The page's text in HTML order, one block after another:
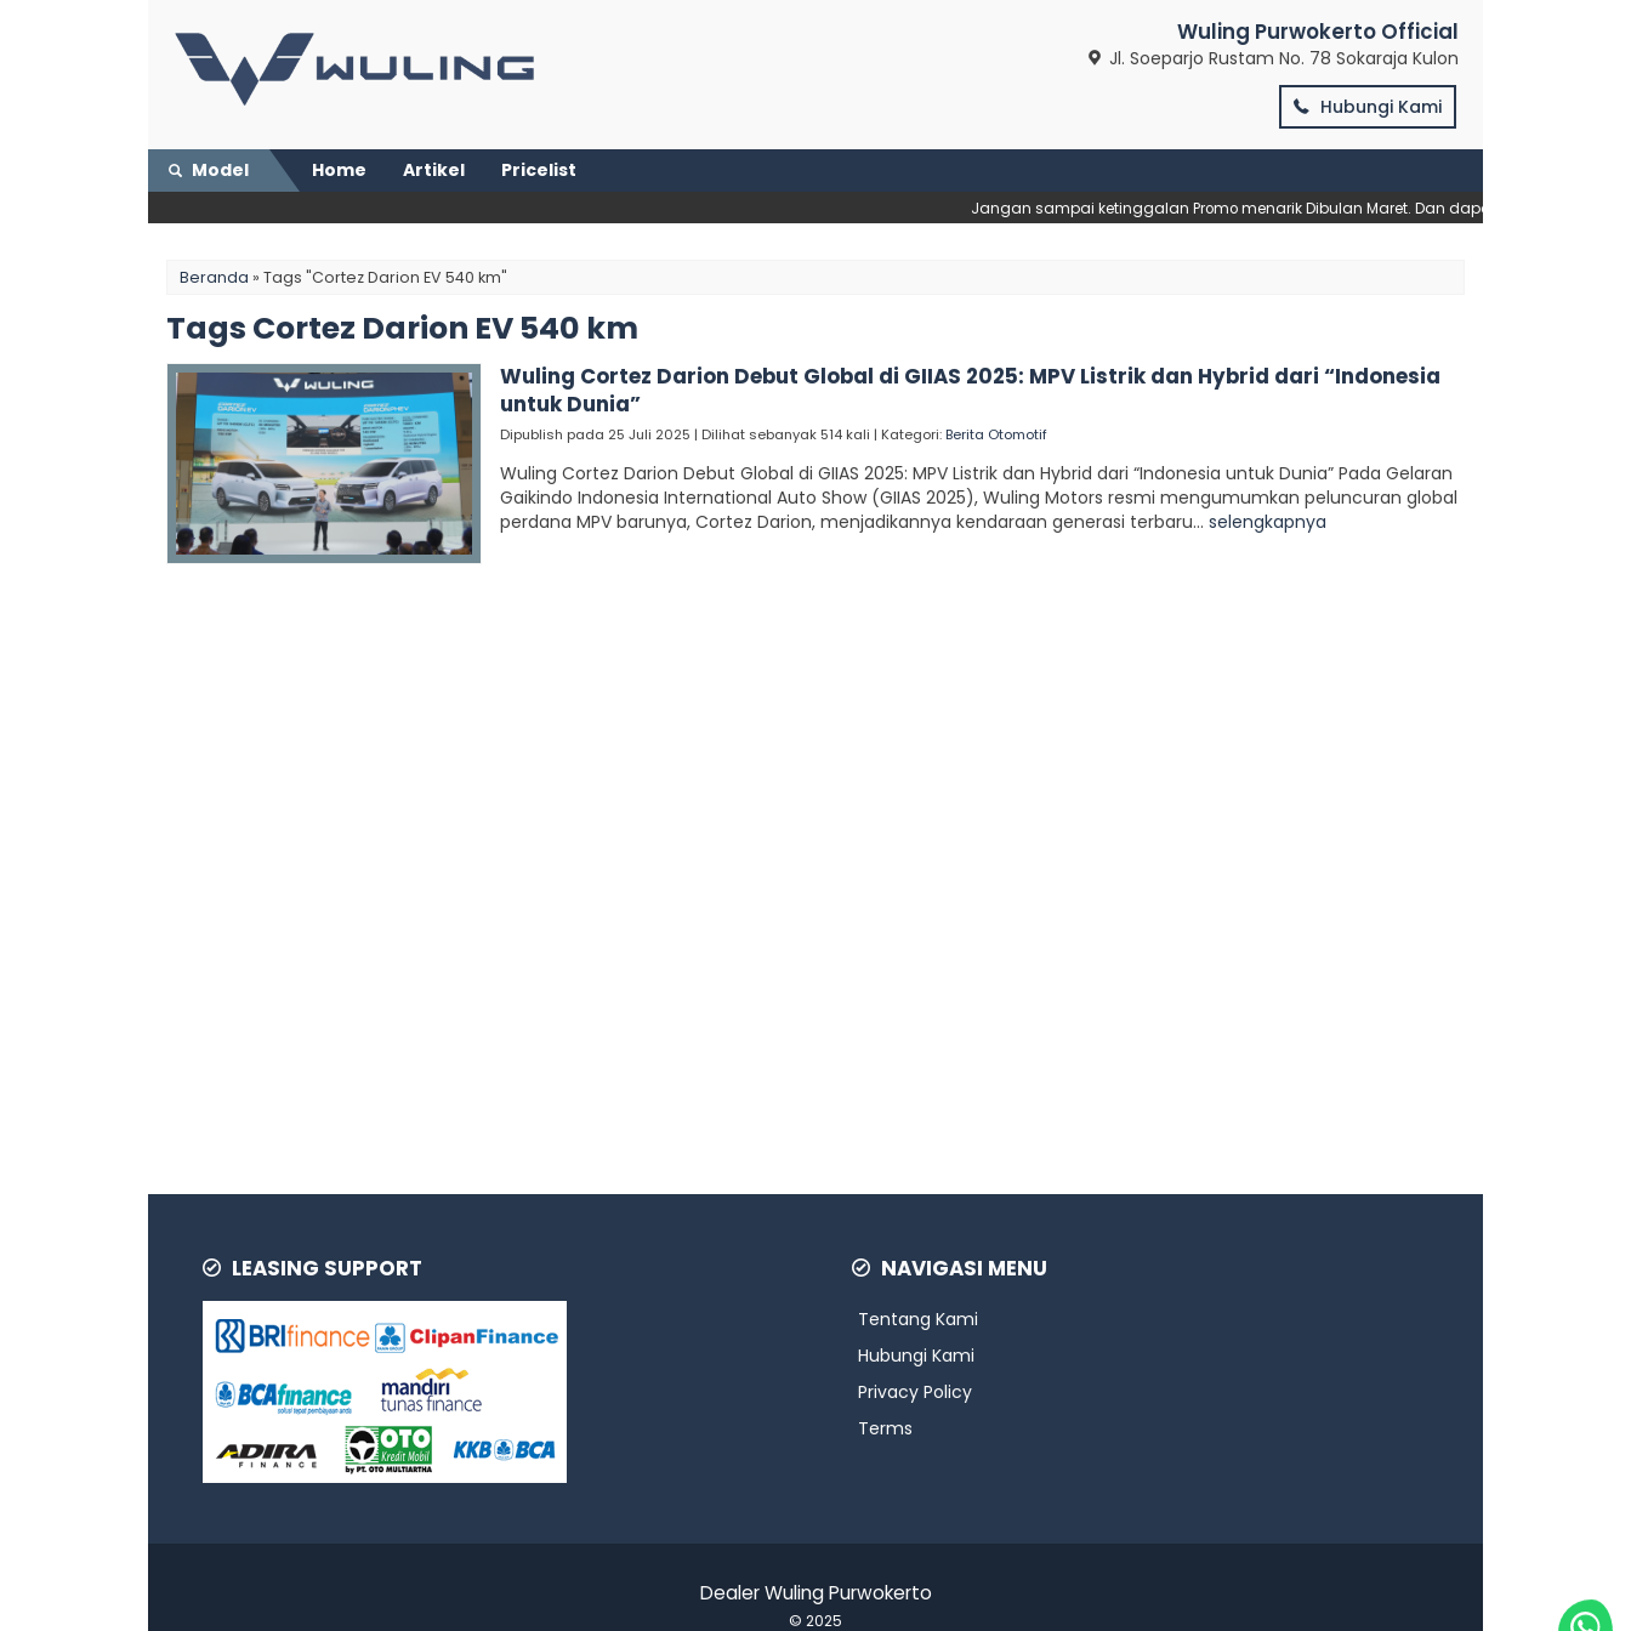
Wuling Purwokerto Official
Jl. Soeparjo Rustam No. 78 Sokaraja Kulon
Hubungi Kami
Model Home Artikel Pricelist
Jangan sampai ketinggalan Promo menarik Dibulan Maret. Dan dapatkan diskon terbaik
Beranda » Tags "Cortez Darion EV 540 km"
Tags Cortez Darion EV 540 km
Wuling Cortez Darion Debut Global di GIIAS 2025: MPV Listrik dan Hybrid dari “Indonesia
untuk Dunia”
Dipublish pada 25 Juli 2025 | Dilihat sebanyak 514 kali | Kategori:Berita Otomotif
Wuling Cortez Darion Debut Global di GIIAS 2025: MPV Listrik dan Hybrid dari “Indonesia untuk Dunia” Pada Gelaran
Gaikindo Indonesia International Auto Show (GIIAS 2025), Wuling Motors resmi mengumumkan peluncuran global
perdana MPV barunya, Cortez Darion, menjadikannya kendaraan generasi terbaru... selengkapnya
LEASING SUPPORT NAVIGASI MENU
Tentang Kami
Hubungi Kami
Privacy Policy
Terms
Dealer Wuling Purwokerto
© 2025